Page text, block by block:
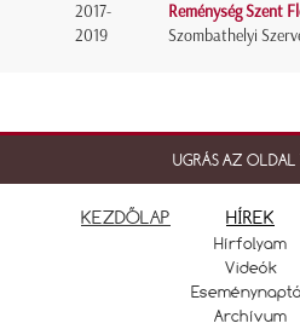
2017-
Reménység Szent
2019
Szombathelyi
UGRÁS AZ OLDAL
KEZDŐLAP HÍREK
Hírfolyam
Videók
Archívum